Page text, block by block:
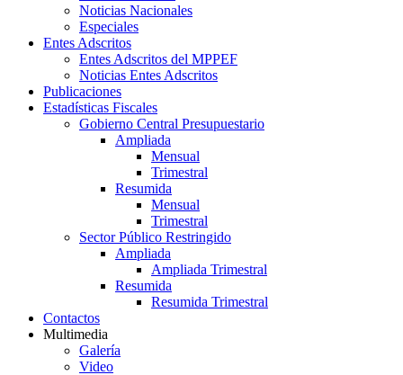
Noticias Nacionales
Especiales
Entes Adscritos
Entes Adscritos del MPPEF
Noticias Entes Adscritos
Publicaciones
Estadísticas Fiscales
Gobierno Central Presupuestario
Ampliada
Mensual
Trimestral
Resumida
Mensual
Trimestral
Sector Público Restringido
Ampliada
Ampliada Trimestral
Resumida
Resumida Trimestral
Contactos
Multimedia
Galería
Video